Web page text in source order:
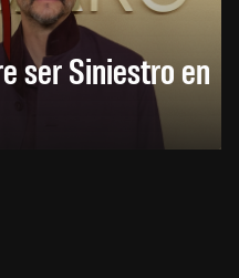
ser Siniestro en